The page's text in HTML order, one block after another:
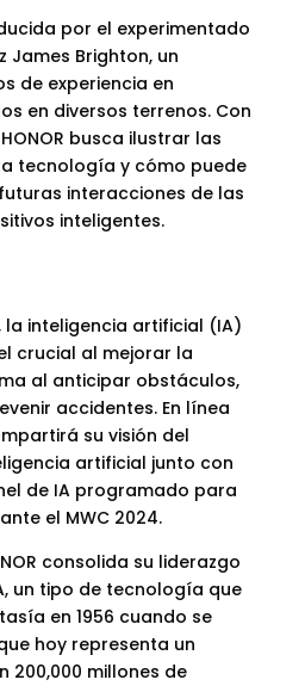
por el experimentado
James Brighton, un
de experiencia en
en diversos terrenos. Con
busca ilustrar las
tecnología y cómo puede
interacciones de las
inteligentes.
la inteligencia artificial (IA)
crucial al mejorar la
al anticipar obstáculos,
accidentes. En línea
su visión del
artificial junto con
de IA programado para
el MWC 2024.
consolida su liderazgo
un tipo de tecnología que
en 1956 cuando se
hoy representa un
200,000 millones de